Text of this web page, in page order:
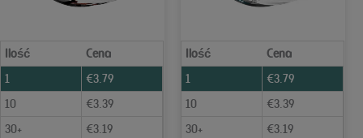
Ilość
Cena
1
€3.79
10
€3.39
30+
€3.19
Ilość
Cena
1
€3.79
10
€3.39
30+
€3.19